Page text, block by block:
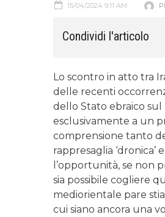
15/04/2024 9:11 AM
Condividi l'articolo
Lo scontro in atto tra
delle recenti
dello Stato ebraico sul
esclusivamente a un
comprensione tanto
rappresaglia ‘dronica’
l’opportunità, se non
sia possibile cogliere
mediorientale pare
cui siano ancora una